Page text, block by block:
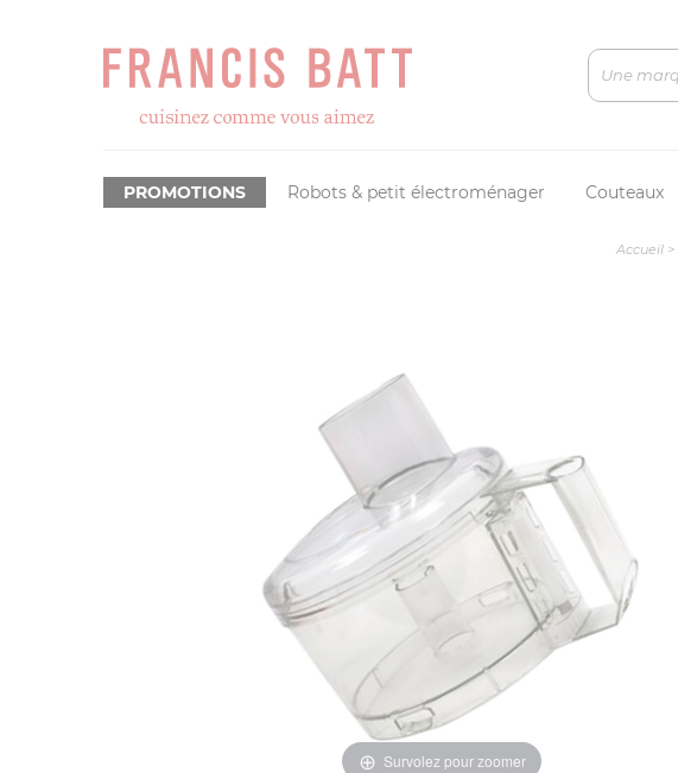
Robots & petit électroménager Couteaux
PROMOTIONS
Accueil>
Survolez pour zoomer